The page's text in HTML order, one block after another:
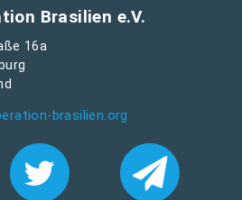
Brasilien e.V.
16a
brasilien.org